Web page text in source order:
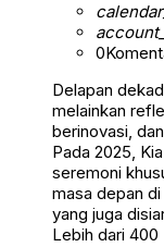
0
Delapan
melainkan
berinovasi,
Pada 2025,
seremoni
masa depan di
yang juga
Lebih dari